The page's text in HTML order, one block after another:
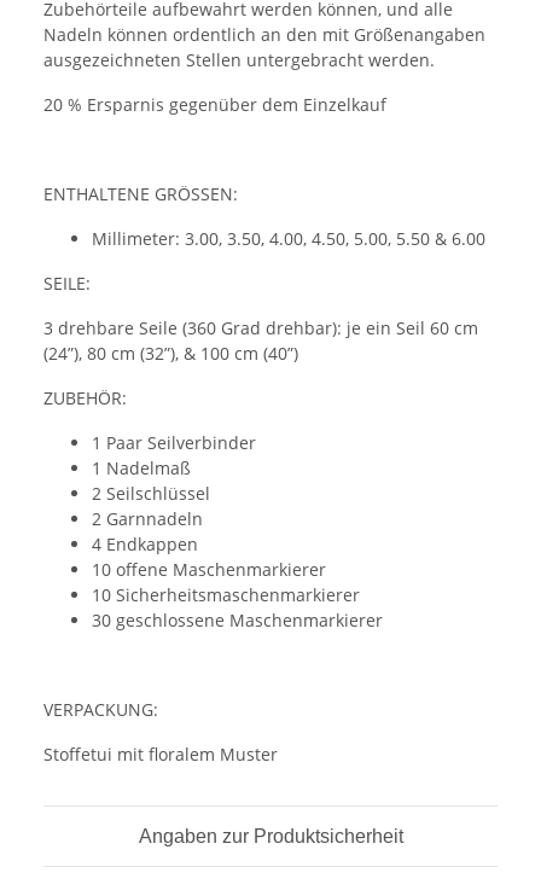
Zubehörteile aufbewahrt werden können, und alle
Nadeln können ordentlich an den mit Größenangaben
ausgezeichneten Stellen untergebracht werden.
20 % Ersparnis gegenüber dem Einzelkauf
ENTHALTENE GRÖSSEN:
Millimeter: 3.00, 3.50, 4.00, 4.50, 5.00, 5.50 & 6.00
SEILE:
3 drehbare Seile (360 Grad drehbar): je ein Seil 60 cm
(24”), 80 cm (32”), & 100 cm (40”)
ZUBEHÖR:
1 Paar Seilverbinder
1 Nadelmaß
2 Seilschlüssel
2 Garnnadeln
4 Endkappen
10 offene Maschenmarkierer
10 Sicherheitsmaschenmarkierer
30 geschlossene Maschenmarkierer
VERPACKUNG:
Stoffetui mit floralem Muster
Angaben zur Produktsicherheit